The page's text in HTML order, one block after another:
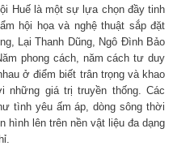
Huế là một sự lựa chọn đầy tinh
hội họa và nghệ thuật sắp đặt
Lại Thanh Dũng, Ngô Đình Bảo
phong cách, năm cách tư duy
ở điểm biết trân trọng và khao
giá trị truyền thống. Các
tình yêu ấm áp, dòng sông thời
lên trên nền vật liệu đa dạng